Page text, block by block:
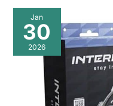
Jan
30
2026